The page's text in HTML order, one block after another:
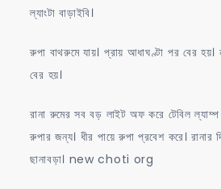
ল্যাংটা বাড়াইবি।
রুপা বাথরুমে যায়। প্রায় আধাঘণ্টা পর বের হয়।
বের হয়।
রানা রুমের সব বড় লাইট অফ করে টেবিল ল্যাম্প
রুপার জন্য। ধীর পায়ে রুপা প্রবেশ করে। রানার
ছানাবড়া। new choti org